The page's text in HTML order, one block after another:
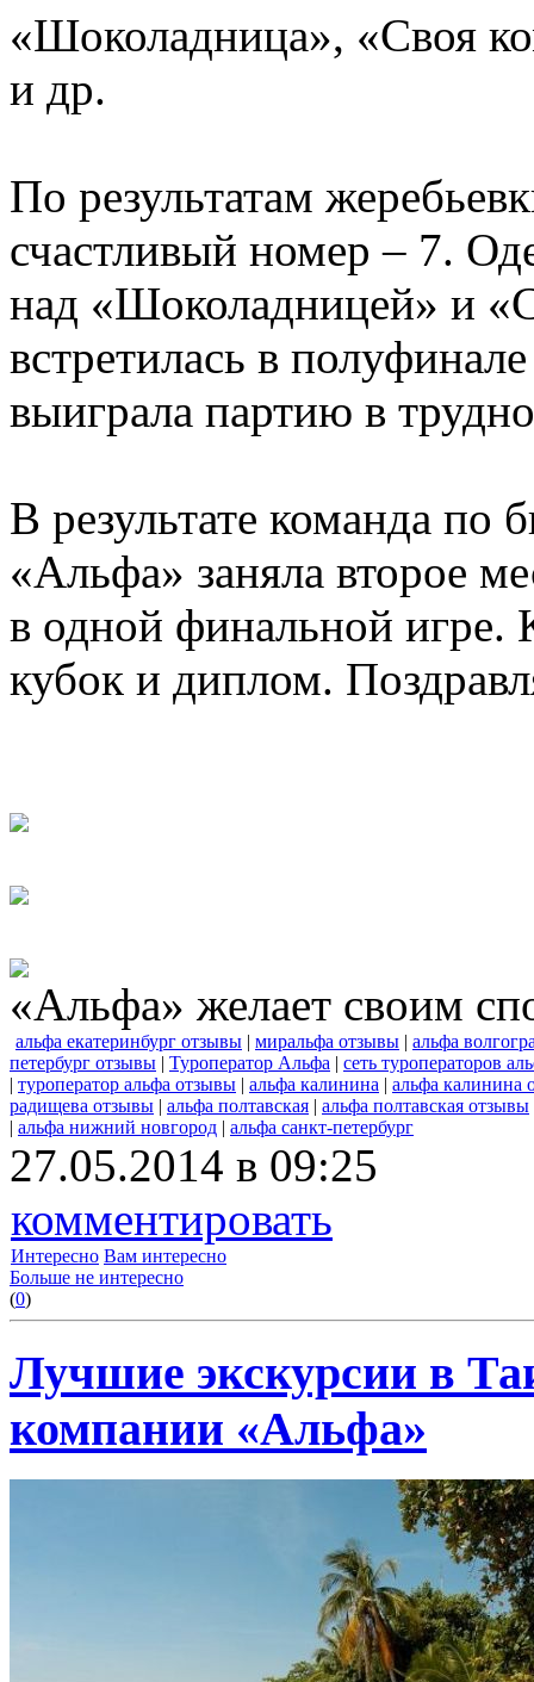
«Шоколадница», «Своя
и др.
По результатам
счастливый номер – 7.
над «Шоколадницей» и
встретилась в
выиграла партию в
В результате команда по
«Альфа» заняла второе
в одной финальной игре.
кубок и диплом.
«Альфа» желает своим
альфа екатеринбург отзывы | миральфа отзывы | альфа
петербург отзывы | Туроператор Альфа | сеть туроператоров
| туроператор альфа отзывы | альфа калинина | альфа калинина
радищева отзывы | альфа полтавская | альфа полтавская отзывы
| альфа нижний новгород | альфа санкт-петербург
27.05.2014 в 09:25
комментировать
Интересно Вам интересно
Больше не интересно
(0)
Лучшие экскурсии в
компании «Альфа»